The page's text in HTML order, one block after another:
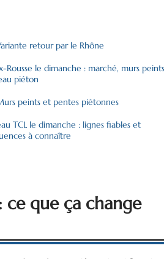
retour par le Rhône
Rousse le dimanche : marché, murs
piéton
peints et pentes piétonnes
TCL le dimanche : lignes fiables et
à connaître
ce que ça change